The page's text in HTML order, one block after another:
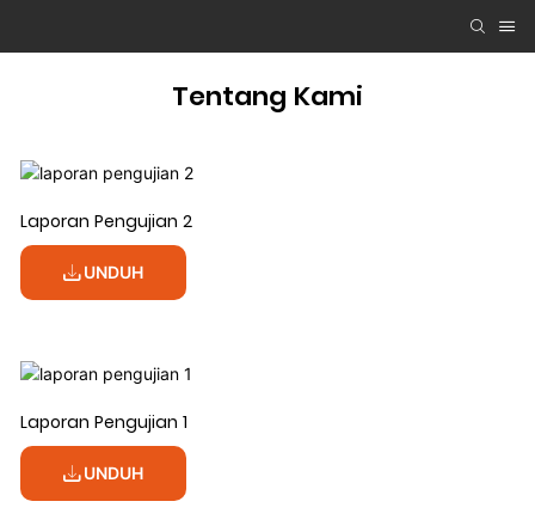
Tentang Kami
Laporan Pengujian 2
UNDUH
Laporan Pengujian 1
UNDUH